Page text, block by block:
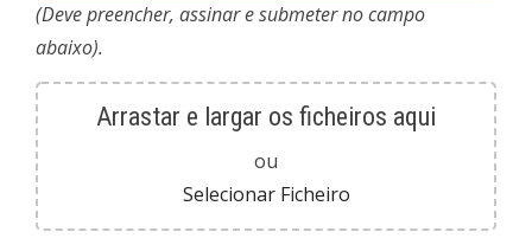
(Deve preencher, assinar e submeter no campo
abaixo).
Arrastar e largar os ficheiros aqui
ou
Selecionar Ficheiro